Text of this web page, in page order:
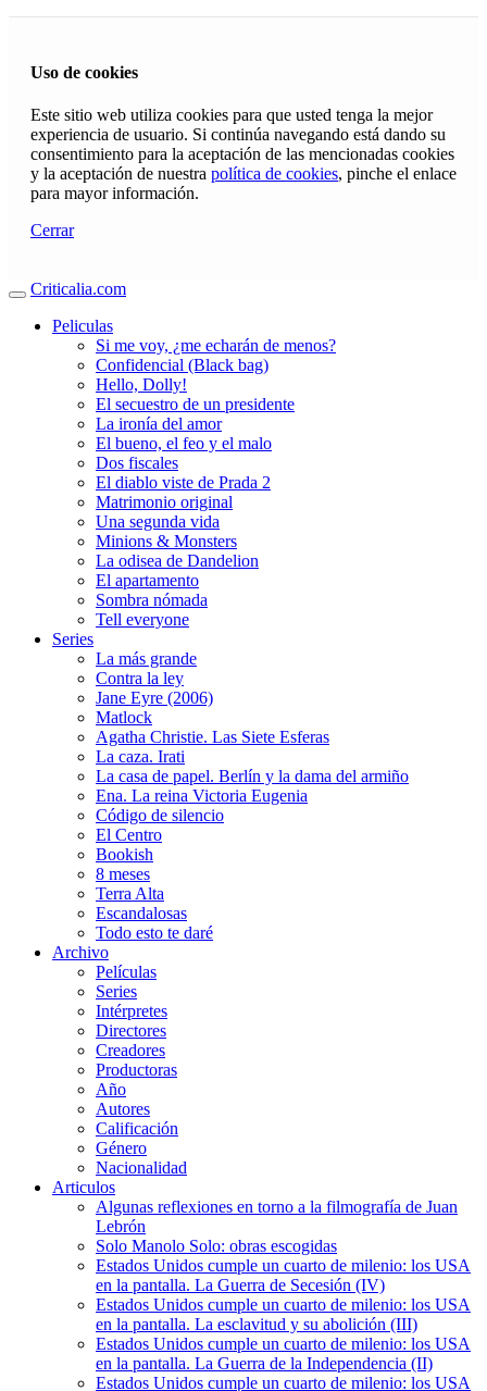
Uso de cookies
Este sitio web utiliza cookies para que usted tenga la mejor
experiencia de usuario. Si continúa navegando está dando su
consentimiento para la aceptación de las mencionadas cookies
y la aceptación de nuestra política de cookies, pinche el enlace
para mayor información.
Cerrar
Criticalia.com
Peliculas
Si me voy, ¿me echarán de menos?
Confidencial (Black bag)
Hello, Dolly!
El secuestro de un presidente
La ironía del amor
El bueno, el feo y el malo
Dos fiscales
El diablo viste de Prada 2
Matrimonio original
Una segunda vida
Minions & Monsters
La odisea de Dandelion
El apartamento
Sombra nómada
Tell everyone
Series
La más grande
Contra la ley
Jane Eyre (2006)
Matlock
Agatha Christie. Las Siete Esferas
La caza. Irati
La casa de papel. Berlín y la dama del armiño
Ena. La reina Victoria Eugenia
Código de silencio
El Centro
Bookish
8 meses
Terra Alta
Escandalosas
Todo esto te daré
Archivo
Películas
Series
Intérpretes
Directores
Creadores
Productoras
Año
Autores
Calificación
Género
Nacionalidad
Articulos
Algunas reflexiones en torno a la filmografía de Juan
Lebrón
Solo Manolo Solo: obras escogidas
Estados Unidos cumple un cuarto de milenio: los USA
en la pantalla. La Guerra de Secesión (IV)
Estados Unidos cumple un cuarto de milenio: los USA
en la pantalla. La esclavitud y su abolición (III)
Estados Unidos cumple un cuarto de milenio: los USA
en la pantalla. La Guerra de la Independencia (II)
Estados Unidos cumple un cuarto de milenio: los USA